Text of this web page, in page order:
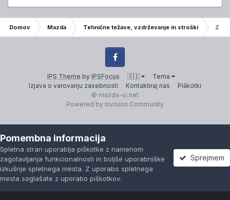
Domov Mazda Tehnične težave, vzdrževanje in stroški
IPS Theme by IPSFocus 🇸🇮
Tema
Izjava o varovanju zasebnosti
Kontaktiraj nas Piškotki
Facebook
© mazda-si.net
Powered by Invision Community
Pomembna informacija
Spletna stran uporablja piškotke z namenom
zagotavljanja funkcionalnosti in boljše uporabniške
izkušnje spletnega mesta. Z uporabo spletnega
mesta soglašate z uporabo piškotkov.
Sprejmem
Forumi Neprebrano Prijavi se